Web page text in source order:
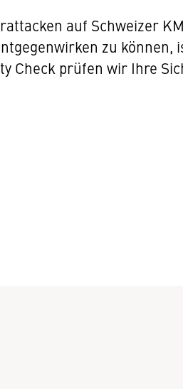
auf Schweizer
zu können,
Check prüfen wir Ihre